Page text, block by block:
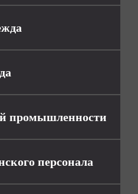
промышленности
персонала